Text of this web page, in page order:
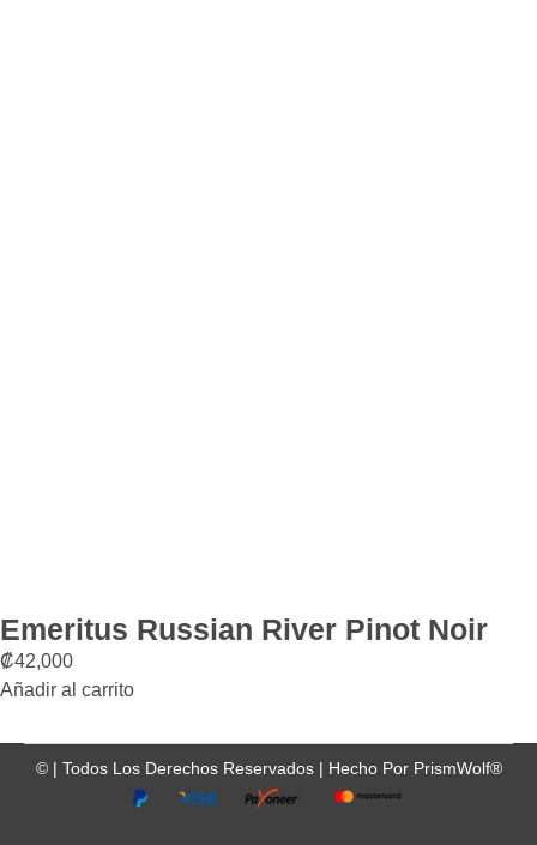
Emeritus Russian River Pinot Noir
₡42,000
Añadir al carrito
© | Todos Los Derechos Reservados | Hecho Por PrismWolf®